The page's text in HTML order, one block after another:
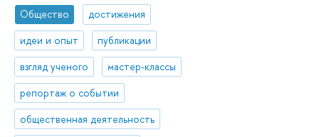
Общество
достижения
идеи и опыт
публикации
взгляд ученого
мастер-классы
репортаж о событии
общественная деятельность